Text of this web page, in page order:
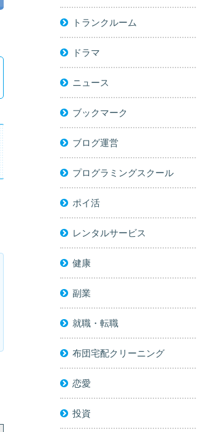
トランクルーム
ドラマ
ニュース
ブックマーク
ブログ運営
プログラミングスクール
ポイ活
レンタルサービス
健康
副業
就職・転職
布団宅配クリーニング
恋愛
投資